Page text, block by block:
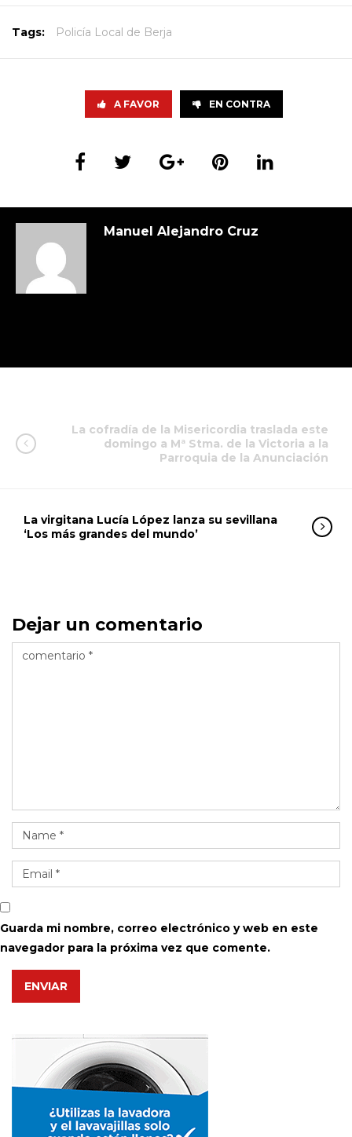
Tags: Policía Local de Berja
A FAVOR EN CONTRA
Manuel Alejandro Cruz
La cofradía de la Misericordia traslada este
domingo a Mª Stma. de la Victoria a la
Parroquia de la Anunciación
La virgitana Lucía López lanza su sevillana
‘Los más grandes del mundo’
Dejar un comentario
Guarda mi nombre, correo electrónico y web en este
navegador para la próxima vez que comente.
ENVIAR